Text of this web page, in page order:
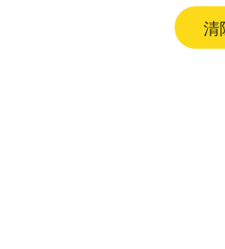
清